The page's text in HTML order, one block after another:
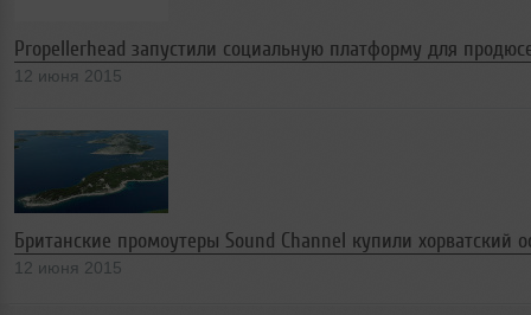
Propellerhead запустили социальную платформу для
12 июня 2015
Британские промоутеры Sound Channel купили хорватский
12 июня 2015